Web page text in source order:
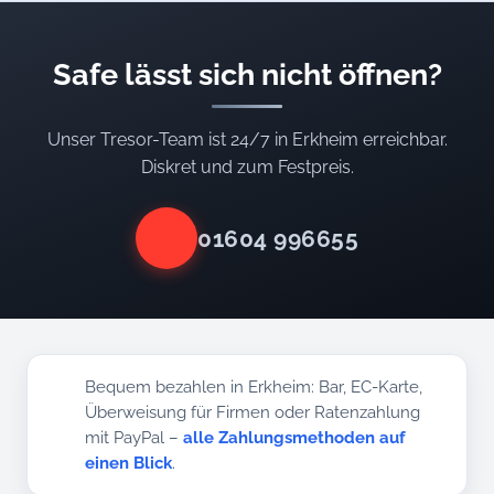
Safe lässt sich nicht öffnen?
Unser Tresor-Team ist 24/7 in Erkheim erreichbar.
Diskret und zum Festpreis.
01604 996655
Bequem bezahlen in Erkheim: Bar, EC-Karte,
Überweisung für Firmen oder Ratenzahlung
mit PayPal –alle Zahlungsmethoden auf
einen Blick.